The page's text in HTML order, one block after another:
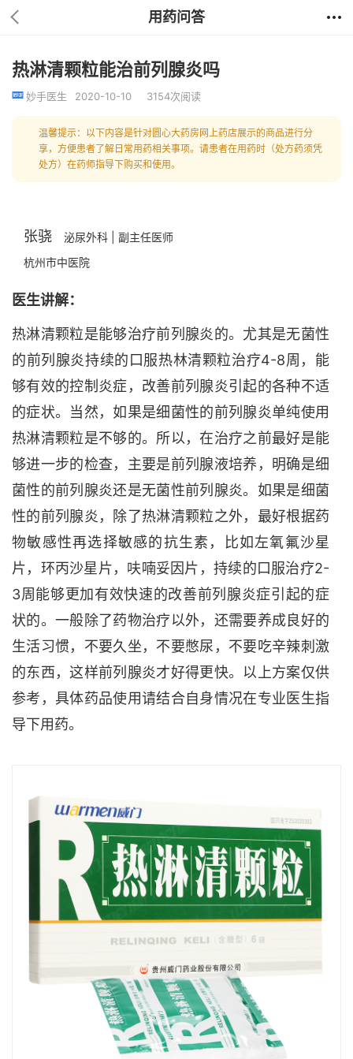
用药问答
热淋清颗粒能治前列腺炎吗
妙手医生 2020-10-10 3154次阅读
温馨提示：以下内容是针对圆心大药房网上药店展示的商品进行分
享，方便患者了解日常用药相关事项。请患者在用药时（处方药须凭
处方）在药师指导下购买和使用。
张骁
泌尿外科 | 副主任医师
杭州市中医院
医生讲解：
热淋清颗粒是能够治疗前列腺炎的。尤其是无菌性
的前列腺炎持续的口服热林清颗粒治疗4-8周，能
够有效的控制炎症，改善前列腺炎引起的各种不适
的症状。当然，如果是细菌性的前列腺炎单纯使用
热淋清颗粒是不够的。所以，在治疗之前最好是能
够进一步的检查，主要是前列腺液培养，明确是细
菌性的前列腺炎还是无菌性前列腺炎。如果是细菌
性的前列腺炎，除了热淋清颗粒之外，最好根据药
物敏感性再选择敏感的抗生素，比如左氧氟沙星
片，环丙沙星片，呋喃妥因片，持续的口服治疗2-
3周能够更加有效快速的改善前列腺炎症引起的症
状的。一般除了药物治疗以外，还需要养成良好的
生活习惯，不要久坐，不要憋尿，不要吃辛辣刺激
的东西，这样前列腺炎才好得更快。以上方案仅供
参考，具体药品使用请结合自身情况在专业医生指
导下用药。